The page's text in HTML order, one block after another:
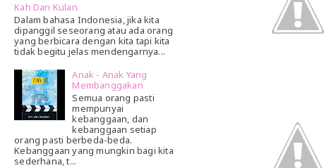
Kah Dan Kulan
Dalam bahasa Indonesia, jika kita
dipanggil seseorang atau ada orang
yang berbicara dengan kita tapi kita
tidak begitu jelas mendengarnya...
Anak - Anak Yang
Membanggakan
Semua orang pasti
mempunyai
kebanggaan, dan
kebanggaan setiap
orang pasti berbeda-beda.
Kebanggaan yang mungkin bagi kita
sederhana, t...